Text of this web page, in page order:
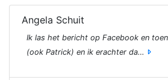
Angela Schuit
Ik las het bericht op Facebook en
(ook Patrick) en ik erachter da…